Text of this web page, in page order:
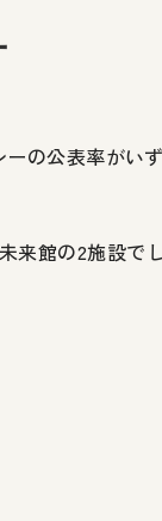
ーの公表率がい
来館の2施設で